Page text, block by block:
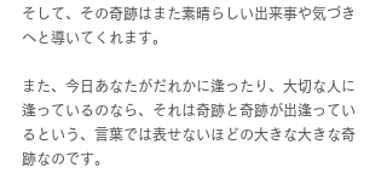
そして、その奇跡はまた素晴らしい出来事や気づき
へと導いてくれます。
また、今日あなたがだれかに逢ったり、大切な人に
逢っているのなら、それは奇跡と奇跡が出逢ってい
るという、言葉では表せないほどの大きな大きな奇
跡なのです。